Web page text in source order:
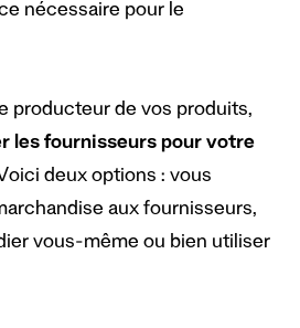
nécessaire pour le
producteur de vos produits,
les fournisseurs pour votre
deux options : vous
aux fournisseurs,
vous-même ou bien utiliser